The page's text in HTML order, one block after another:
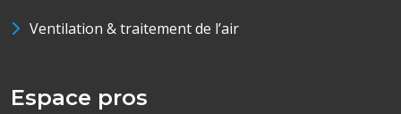
Ventilation & traitement de l’air
Espace pros